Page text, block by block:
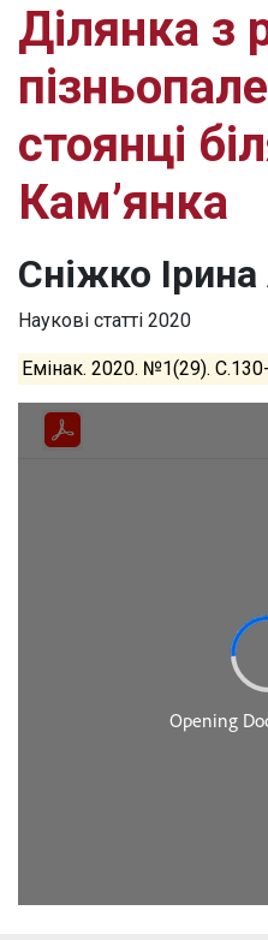
Ділянка з
стоянці
Кам’янка
Сніжко Ірина
Наукові статті 2020
Емінак. 2020. №1(29).